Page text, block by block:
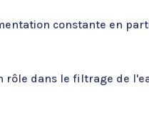
constante en
rôle dans le filtrage de